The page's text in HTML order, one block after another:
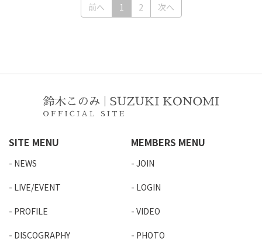
前へ 1 (current)
2 次へ
SITE MENU
NEWS
LIVE/EVENT
PROFILE
DISCOGRAPHY
MEMBERS MENU
JOIN
LOGIN
VIDEO
PHOTO